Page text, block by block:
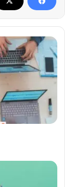
التكنولوجيا
الثانية
إعدادي
الرياضيات